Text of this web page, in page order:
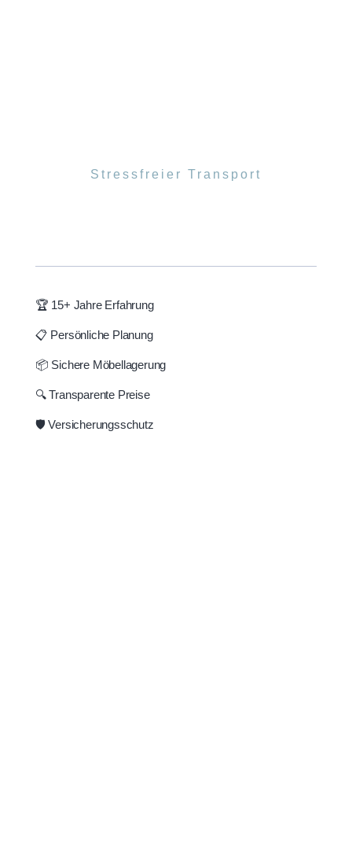
Stressfreier Transport
🏆 15+ Jahre Erfahrung
📋 Persönliche Planung
📦 Sichere Möbellagerung
🔍 Transparente Preise
🛡️ Versicherungsschutz